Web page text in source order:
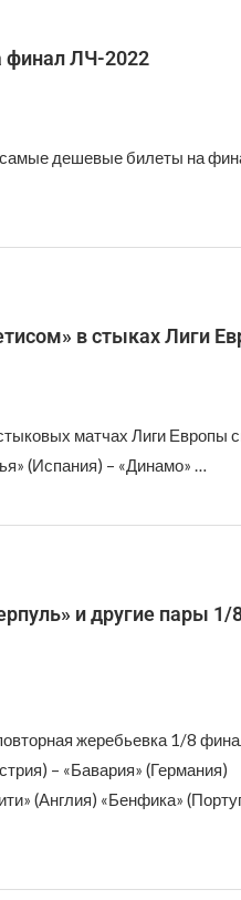
финал ЛЧ-2022
дешевые билеты на
в стыках Лиги
матчах Лиги Европы
(Испания) – «Динамо» …
и другие пары 1/
жеребьевка 1/8
– «Бавария» (Германия)
(Англия) «Бенфика»